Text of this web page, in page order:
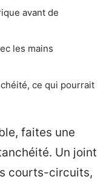
avant de
les mains
ce qui pourrait
faites une
Un joint
courts-circuits,